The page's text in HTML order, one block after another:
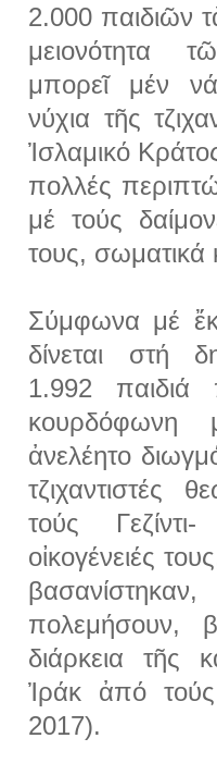
2.000 παιδιῶν
μειονότητα
μπορεῖ μέν
νύχια τῆς
Ἰσλαμικό
πολλές
μέ τούς
τους, σωματικά
Σύμφωνα μέ
δίνεται στή
1.992 παιδιά
κουρδόφωνη
ἀνελέητο
τζιχαντιστές
τούς
οἰκογένειές
πολεμήσουν,
διάρκεια τῆς
Ἰράκ ἀπό τούς
2017).